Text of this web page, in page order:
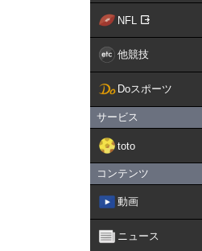
NFL
他競技
Doスポーツ
サービス
toto
コンテンツ
動画
ニュース